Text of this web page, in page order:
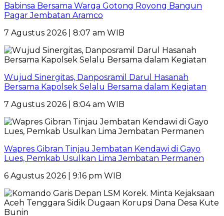
Babinsa Bersama Warga Gotong Royong Bangun
Pagar Jembatan Aramco
7 Agustus 2026 | 8:07 am WIB
Wujud Sinergitas, Danposramil Darul Hasanah
Bersama Kapolsek Selalu Bersama dalam Kegiatan
7 Agustus 2026 | 8:04 am WIB
Wapres Gibran Tinjau Jembatan Kendawi di Gayo
Lues, Pemkab Usulkan Lima Jembatan Permanen
6 Agustus 2026 | 9:16 pm WIB